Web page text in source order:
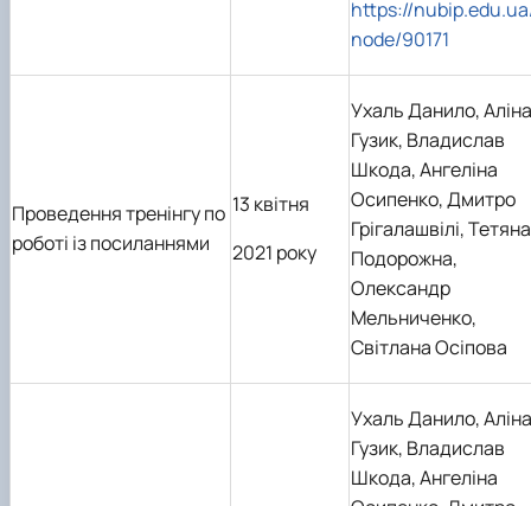
https://
node/90171
Проведення тренінгу по
роботі із посиланнями
13 квітня
2021 року
Ухаль Данило, Аліна
Гузик, Владислав
Шкода, Ангеліна
Осипенко, Дмитро
Грігалашвілі, Тетяна
Подорожна,
Олександр
Мельниченко,
Світлана Осіпова
Ухаль Данило, Аліна
Гузик, Владислав
Шкода, Ангеліна